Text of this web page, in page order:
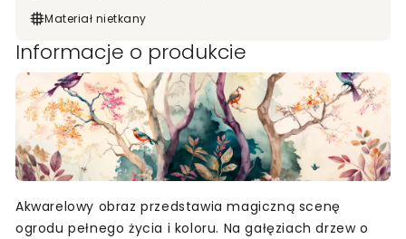
Materiał nietkany
Informacje o produkcie
Akwarelowy obraz przedstawia magiczną scenę
ogrodu pełnego życia i koloru. Na gałęziach drzew o